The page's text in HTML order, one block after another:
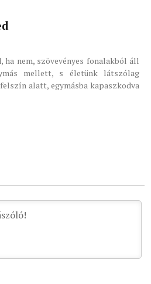
ha nem, szövevényes fonalakból áll
mellett, s életünk látszólag
alatt, egymásba kapaszkodva